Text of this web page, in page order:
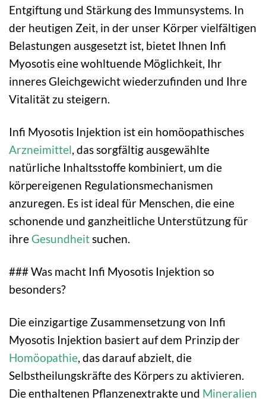
Entgiftung und Stärkung des Immunsystems. In
der heutigen Zeit, in der unser Körper vielfältigen
Belastungen ausgesetzt ist, bietet Ihnen Infi
Myosotis eine wohltuende Möglichkeit, Ihr
inneres Gleichgewicht wiederzufinden und Ihre
Vitalität zu steigern.
Infi Myosotis Injektion ist ein homöopathisches
Arzneimittel, das sorgfältig ausgewählte
natürliche Inhaltsstoffe kombiniert, um die
körpereigenen Regulationsmechanismen
anzuregen. Es ist ideal für Menschen, die eine
schonende und ganzheitliche Unterstützung für
ihre Gesundheitsuchen.
### Was macht Infi Myosotis Injektion so
besonders?
Die einzigartige Zusammensetzung von Infi
Myosotis Injektion basiert auf dem Prinzip der
Homöopathie, das darauf abzielt, die
Selbstheilungskräfte des Körpers zu aktivieren.
Die enthaltenen Pflanzenextrakte und Mineralien